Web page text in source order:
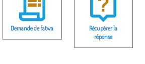
Demande de fatwa
Récupérer la
réponse